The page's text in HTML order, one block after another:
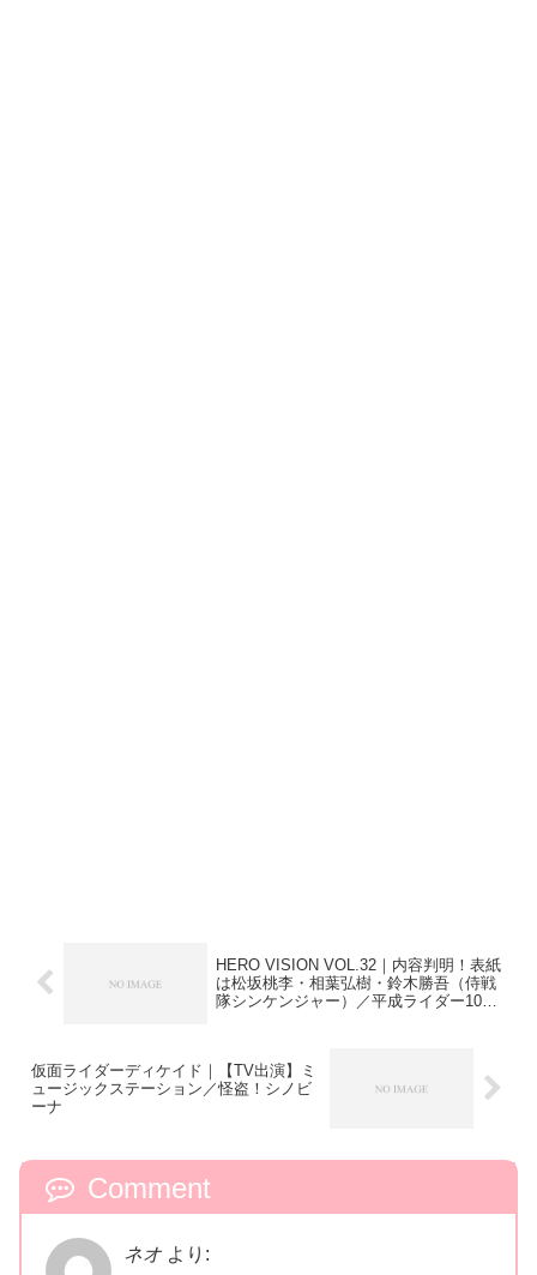
HERO VISION VOL.32｜内容判明！表紙
は松坂桃李・相葉弘樹・鈴木勝吾（侍戦
隊シンケンジャー）／平成ライダー10周
仮面ライダーディケイド｜【TV出演】ミ
ュージックステーション／怪盗！シノビ
ーナ
Comment
ネオ より: